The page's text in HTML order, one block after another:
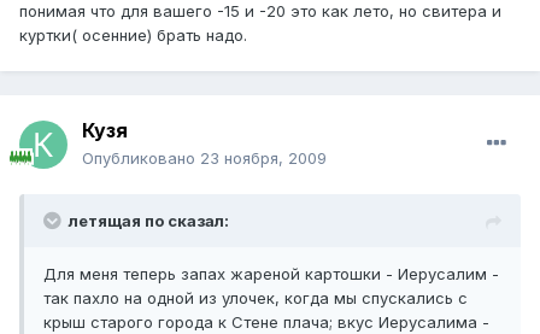
понимая что для вашего -15 и -20 это как лето, но свитера и
куртки( осенние) брать надо.
Кузя
Опубликовано 23 ноября, 2009
летящая по сказал:
Для меня теперь запах жареной картошки - Иерусалим -
так пахло на одной из улочек, когда мы спускались с
крыш старого города к Стене плача; вкус Иерусалима -